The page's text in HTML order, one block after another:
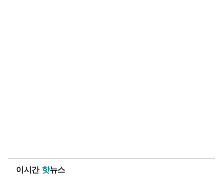
이시간 핫뉴스